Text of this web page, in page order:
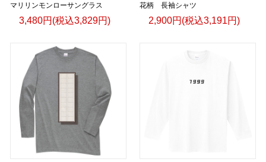
マリリンモンローサングラス
3,480円(税込3,829円)
花柄 長袖シャツ
2,900円(税込3,191円)